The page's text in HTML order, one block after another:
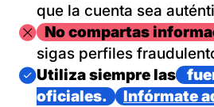
que la cuenta sea
ImagenNo compartas
sigas perfiles
Imagen
Utiliza siempre las
oficiales.
Infórmate